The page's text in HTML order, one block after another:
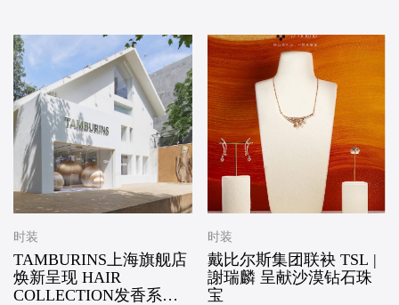
时装
TAMBURINS上海旗舰店
焕新呈现 HAIR
COLLECTION发香系列
时装
戴比尔斯集团联袂 TSL |
謝瑞麟 呈献沙漠钻石珠
宝